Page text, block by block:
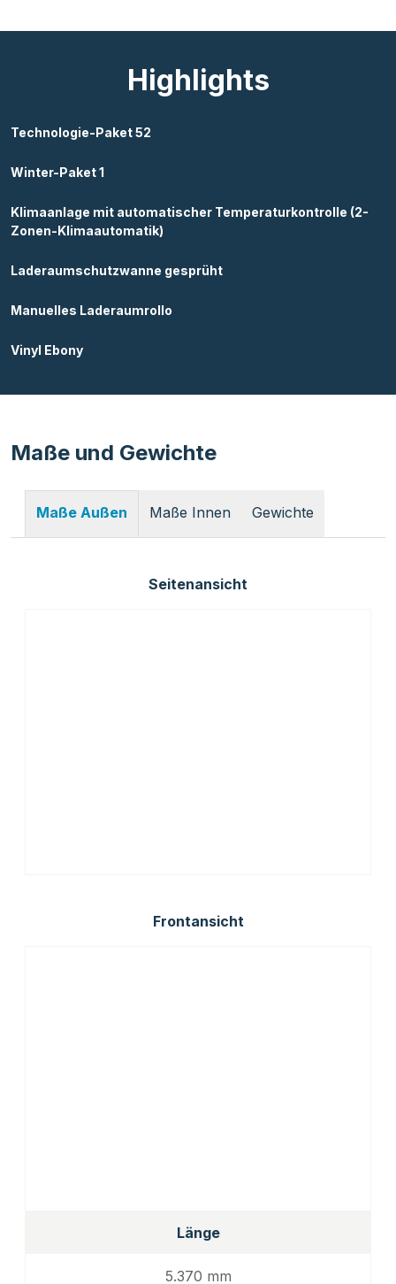
Highlights
Technologie-Paket 52
Winter-Paket 1
Klimaanlage mit automatischer Temperaturkontrolle (2-
Zonen-Klimaautomatik)
Laderaumschutzwanne gesprüht
Manuelles Laderaumrollo
Vinyl Ebony
Maße und Gewichte
Maße Außen Maße Innen Gewichte
Seitenansicht
Frontansicht
Länge
5.370 mm